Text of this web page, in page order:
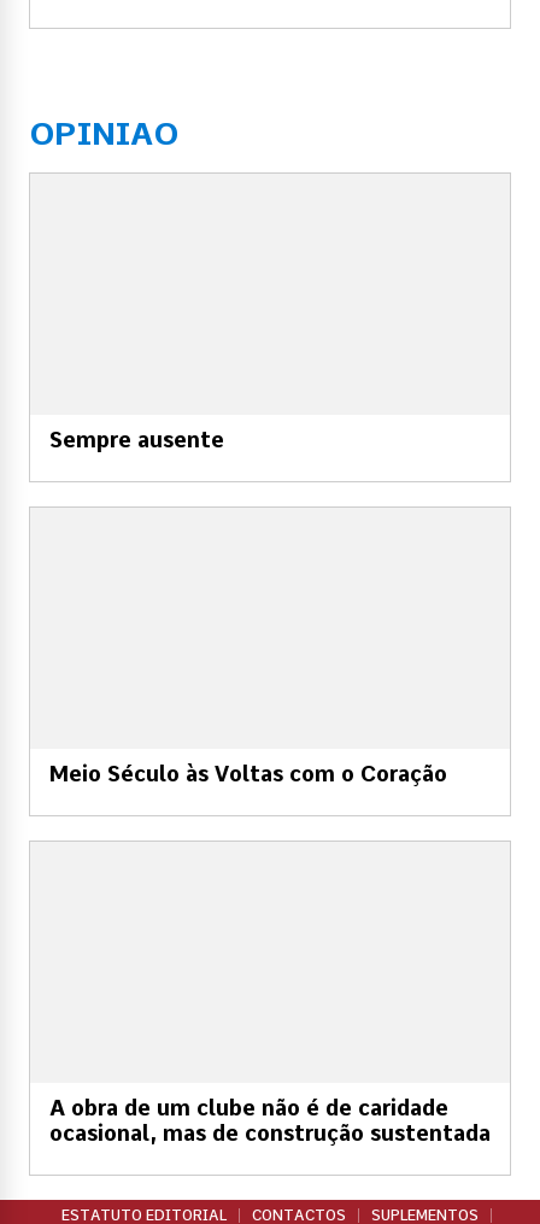
OPINIAO
Sempre ausente
Meio Século às Voltas com o Coração
A obra de um clube não é de caridade
ocasional, mas de construção sustentada
ESTATUTO EDITORIAL CONTACTOS SUPLEMENTOS